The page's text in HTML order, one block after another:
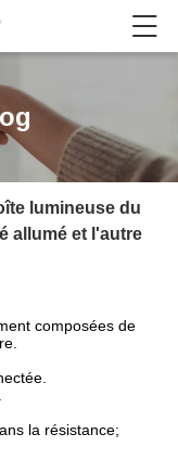
lumineuse du
allumé et l'autre
composées de
la résistance;